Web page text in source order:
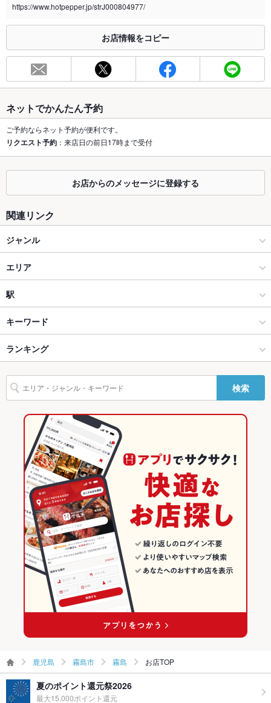
※2020年4月1日～受動喫煙対策に関する法律が施行されています。正しい情報はお店へお問い
総席数 60席
最大宴会収
60人
個室 なし
座敷 なし
掘りごたつ なし
カウンター なし
ソファー
テラス席
貸切
設備
Wi-Fi あり
バリアフリ
ー
あり ：車椅子2台
その他設備 介護用トイレあり
その他
なし
食べ放題 なし
お子様連れ
お子様連れOK ：お子様メニュー有、チャイルドチェアー4脚、
ベビーカー1台
ウェディン
グパーティ
ー二次会
－
－
https://www.hotpepper.jp/strJ000804977/
お店情報をコピー
ネットでかんたん予約
ご予約ならネット予約が便利です。
リクエスト予約 ：来店日の前日17時まで受付
お店からのメッセージに登録する
関連リンク
ジャンル
中華
中華全般
霧島市 × 中華
霧島市 × 中華全般
国分駅 × 中華
国分駅 × 中華全般
エリア
霧島
霧島 × 中華
霧島 × 中華全般
鹿児島
鹿児島 × 中華
鹿児島 × 中華全般
駅
国分駅
キーワード
エビ料理 杏仁豆腐
ランキング
鹿児島のグルメランキング
鹿児島の中華ランキング
鹿児島の中華全般ランキング
霧島市のグルメランキング
霧島のグルメランキング
検索
鹿児島 霧島市 霧島 お店TOP
夏のポイント還元祭2026
最大15,000ポイント還元